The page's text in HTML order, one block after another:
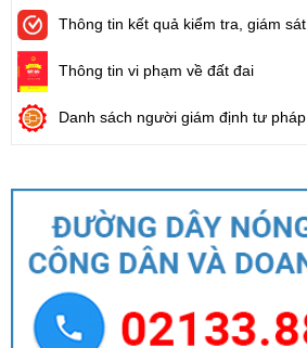
Thông tin kết quả kiểm tra, giám sát
Thông tin vi phạm về đất đai
Danh sách người giám định tư pháp